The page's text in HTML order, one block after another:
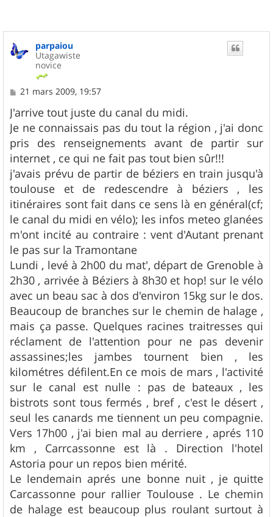
parpaiou
Utagawiste
novice
M
s
s
a
g
e
21 mars 2009, 19:57
J'arrive tout juste du canal du midi.
Je ne connaissais pas du tout la région , j'ai donc
pris des renseignements avant de partir sur
internet , ce qui ne fait pas tout bien sûr!!!
j'avais prévu de partir de béziers en train jusqu'à
toulouse et de redescendre à béziers , les
itinéraires sont fait dans ce sens là en général(cf;
le canal du midi en vélo); les infos meteo glanées
m'ont incité au contraire : vent d'Autant prenant
le pas sur la Tramontane
Lundi , levé à 2h00 du mat', départ de Grenoble à
2h30 , arrivée à Béziers à 8h30 et hop! sur le vélo
avec un beau sac à dos d'environ 15kg sur le dos.
Beaucoup de branches sur le chemin de halage ,
mais ça passe. Quelques racines traitresses qui
réclament de l'attention pour ne pas devenir
assassines;les jambes tournent bien , les
kilométres défilent.En ce mois de mars , l'activité
sur le canal est nulle : pas de bateaux , les
bistrots sont tous fermés , bref , c'est le désert ,
seul les canards me tiennent un peu compagnie.
Vers 17h00 , j'ai bien mal au derriere , aprés 110
km , Carrcassonne est là . Direction l'hotel
Astoria pour un repos bien mérité.
Le lendemain aprés une bonne nuit , je quitte
Carcassonne pour rallier Toulouse . Le chemin
de halage est beaucoup plus roulant surtout à